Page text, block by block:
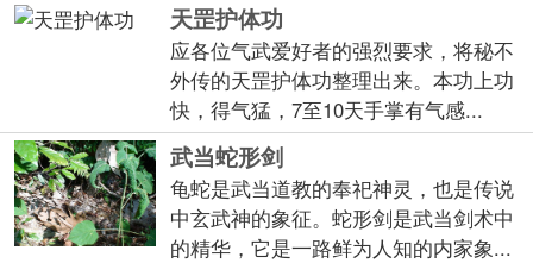
天罡护体功
应各位气武爱好者的强烈要求，将秘不
外传的天罡护体功整理出来。本功上功
快，得气猛，7至10天手掌有气感...
武当蛇形剑
龟蛇是武当道教的奉祀神灵，也是传说
中玄武神的象征。蛇形剑是武当剑术中
的精华，它是一路鲜为人知的内家象...